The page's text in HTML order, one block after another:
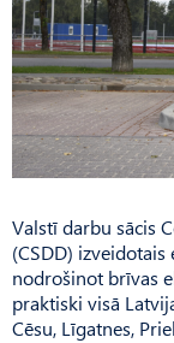
Valstī darbu sācis
(CSDD)
nodrošinot brīvas
praktiski visā
Cēsu, Līgatnes,